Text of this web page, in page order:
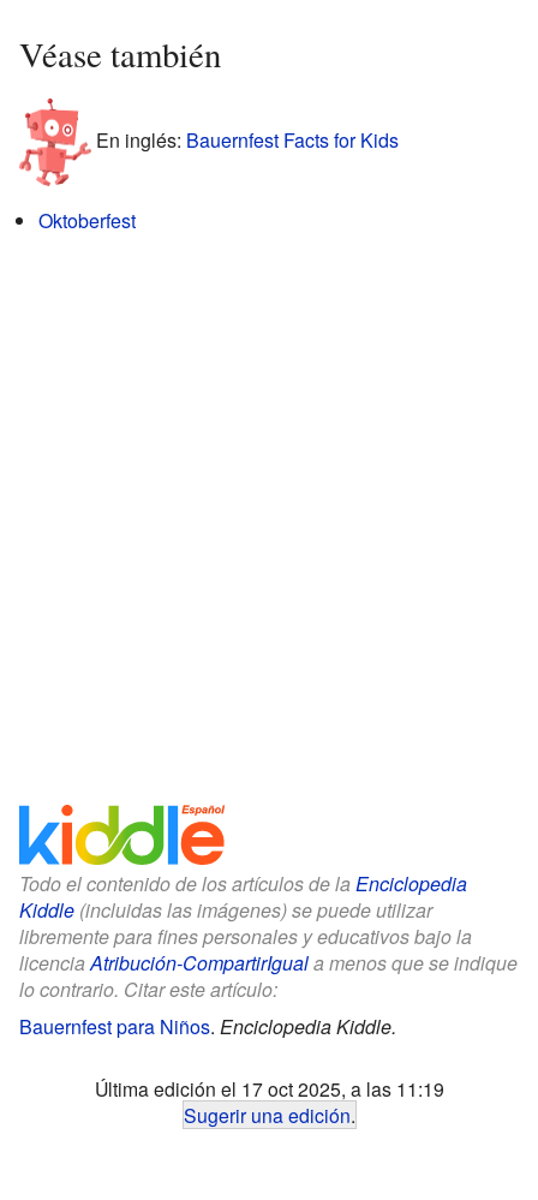
Véase también
En inglés: Bauernfest Facts for Kids
Oktoberfest
Todo el contenido de los artículos de la Enciclopedia
Kiddle (incluidas las imágenes) se puede utilizar
libremente para fines personales y educativos bajo la
licenciaAtribución-CompartirIguala menos que se indique
lo contrario. Citar este artículo:
Bauernfest para Niños. Enciclopedia Kiddle.
Última edición el 17 oct 2025, a las 11:19
Sugerir una edición.